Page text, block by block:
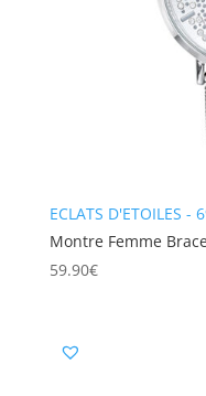
ECLATS D'ETOILES -
Montre Femme
59.90€